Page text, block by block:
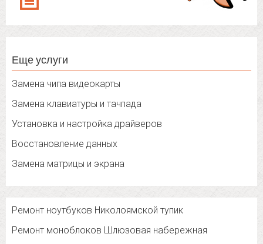
Еще услуги
Замена чипа видеокарты
Замена клавиатуры и тачпада
Установка и настройка драйверов
Восстановление данных
Замена матрицы и экрана
Ремонт ноутбуков Николоямской тупик
Ремонт моноблоков Шлюзовая набережная